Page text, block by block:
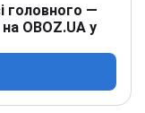
головного —
OBOZ.UA у